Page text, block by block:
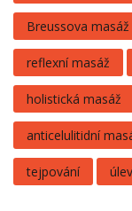
Breussova masáž
reflexní masáž
holistická masáž
anticelulitidní
tejpování